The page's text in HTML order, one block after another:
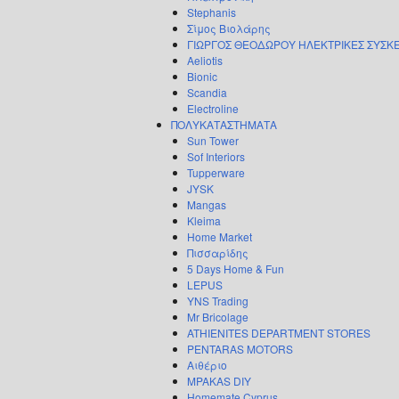
Stephanis
Σίμος Βιολάρης
ΓΙΩΡΓΟΣ ΘΕΟΔΩΡΟΥ ΗΛΕΚΤΡΙΚΕΣ
Aeliotis
Bionic
Scandia
Electroline
ΠΟΛΥΚΑΤΑΣΤΗΜΑΤΑ
Sun Tower
Sof Interiors
Tupperware
JYSK
Mangas
Kleima
Home Market
Πισσαρίδης
5 Days Home & Fun
LEPUS
YNS Trading
Mr Bricolage
ATHIENITES DEPARTMENT STORES
PENTARAS MOTORS
Αιθέριο
MPAKAS DIY